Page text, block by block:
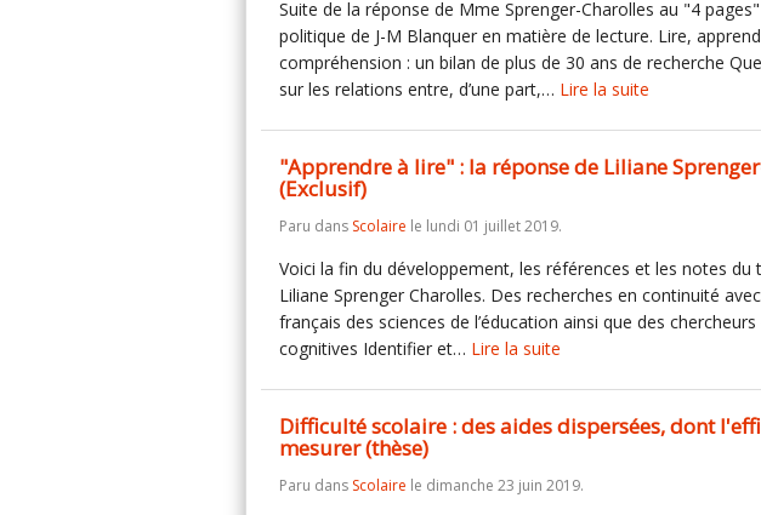
Suite de la réponse de Mme Sprenger-Charolles au "4
politique de J-M Blanquer en matière de lecture. Lire,
compréhension : un bilan de plus de 30 ans de recherche
sur les relations entre, d’une part,… Lire la suite
"Apprendre à lire" : la réponse de Liliane
(Exclusif)
Paru dans Scolaire le lundi 01 juillet 2019.
Voici la fin du développement, les références et les notes du
Liliane Sprenger Charolles. Des recherches en continuité
français des sciences de l’éducation ainsi que des
cognitives Identifier et… Lire la suite
Difficulté scolaire : des aides dispersées, dont
mesurer (thèse)
Paru dans Scolaire le dimanche 23 juin 2019.